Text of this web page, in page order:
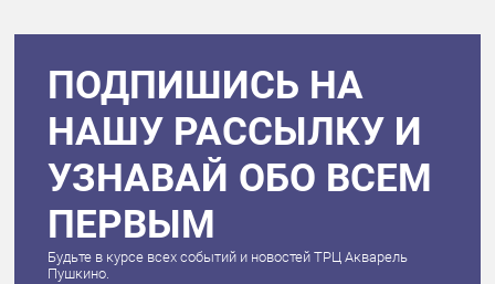
ПОДПИШИСЬ НА
НАШУ РАССЫЛКУ И
УЗНАВАЙ ОБО ВСЕМ
ПЕРВЫМ
Будьте в курсе всех событий и новостей ТРЦ Акварель
Пушкино.